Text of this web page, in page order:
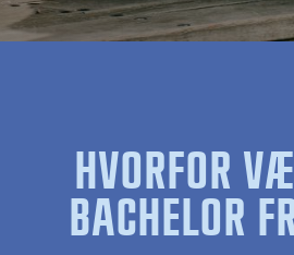
HVORFOR
BACHELOR